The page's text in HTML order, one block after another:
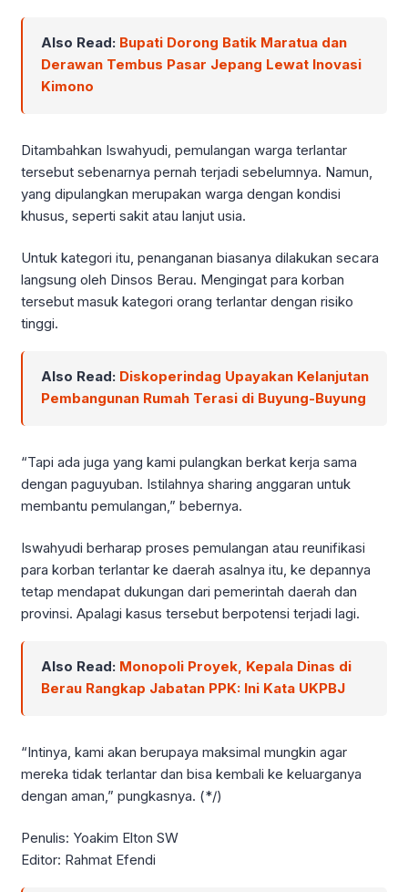
Also Read: Bupati Dorong Batik Maratua dan
Derawan Tembus Pasar Jepang Lewat Inovasi
Kimono
Ditambahkan Iswahyudi, pemulangan warga terlantar
tersebut sebenarnya pernah terjadi sebelumnya. Namun,
yang dipulangkan merupakan warga dengan kondisi
khusus, seperti sakit atau lanjut usia.
Untuk kategori itu, penanganan biasanya dilakukan secara
langsung oleh Dinsos Berau. Mengingat para korban
tersebut masuk kategori orang terlantar dengan risiko
tinggi.
Also Read: Diskoperindag Upayakan Kelanjutan
Pembangunan Rumah Terasi di Buyung-Buyung
“Tapi ada juga yang kami pulangkan berkat kerja sama
dengan paguyuban. Istilahnya sharing anggaran untuk
membantu pemulangan,” bebernya.
Iswahyudi berharap proses pemulangan atau reunifikasi
para korban terlantar ke daerah asalnya itu, ke depannya
tetap mendapat dukungan dari pemerintah daerah dan
provinsi. Apalagi kasus tersebut berpotensi terjadi lagi.
Also Read: Monopoli Proyek, Kepala Dinas di
Berau Rangkap Jabatan PPK: Ini Kata UKPBJ
“Intinya, kami akan berupaya maksimal mungkin agar
mereka tidak terlantar dan bisa kembali ke keluarganya
dengan aman,” pungkasnya. (*/)
Penulis: Yoakim Elton SW
Editor: Rahmat Efendi